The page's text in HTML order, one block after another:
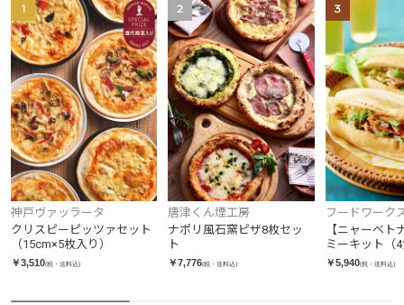
1
神戸ヴァッラータ
クリスピーピッツァセット
（15cm×5枚入り）
￥3,510(税・送料込)
2
唐津くん煙工房
ナポリ風石窯ピザ8枚セッ
ト
￥7,776(税・送料込)
3
フードワーク
【ニャーベト
ミーキット（
￥5,940(税・送料込)